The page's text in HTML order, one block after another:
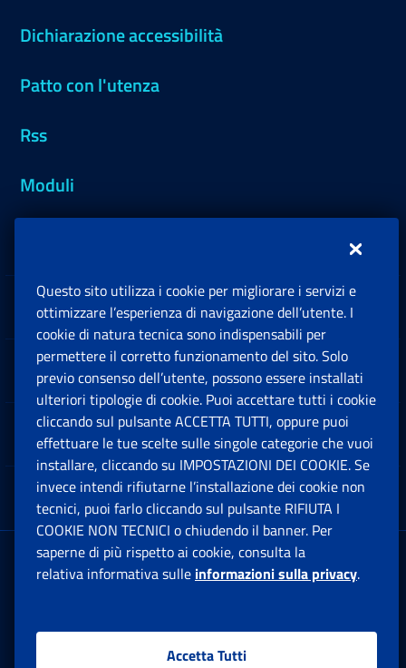
Dichiarazione accessibilità
Patto con l'utenza
Rss
Moduli
Sedi e Contatti
Software
Note Legali
App mobile
Sede Legale : Via Ciro il Grande, 21
00144 Roma
Questo sito utilizza i cookie per migliorare i servizi e
ottimizzare l’esperienza di navigazione dell’utente. I
cookie di natura tecnica sono indispensabili per
permettere il corretto funzionamento del sito. Solo
previo consenso dell’utente, possono essere installati
ulteriori tipologie di cookie. Puoi accettare tutti i cookie
cliccando sul pulsante ACCETTA TUTTI, oppure puoi
effettuare le tue scelte sulle singole categorie che vuoi
installare, cliccando su IMPOSTAZIONI DEI COOKIE. Se
invece intendi rifiutarne l’installazione dei cookie non
tecnici, puoi farlo cliccando sul pulsante RIFIUTA I
COOKIE NON TECNICI o chiudendo il banner. Per
saperne di più rispetto ai cookie, consulta la
relativa informativa sulle informazioni sulla privacy.
Accetta Tutti